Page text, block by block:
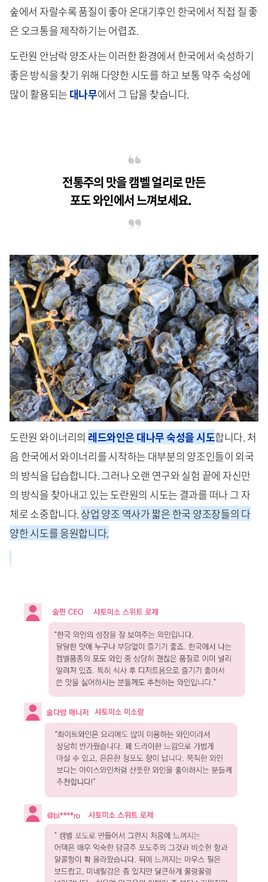
숲에서 자랄수록 품질이 좋아 온대기후인 한국에서 직접 질 좋
은 오크통을 제작하기는 어렵죠.
도란원 안남락 양조사는 이러한 환경에서 한국에서 숙성하기
좋은 방식을 찾기 위해 다양한 시도를 하고 보통 약주 숙성에
많이 활용되는 대나무에서 그 답을 찾습니다.
전통주의 맛을 캠벨 얼리로 만든
포도 와인에서 느껴보세요.
도란원 와이너리의 레드와인은 대나무 숙성을 시도합니다. 처
음 한국에서 와이너리를 시작하는 대부분의 양조인들이 외국
의 방식을 답습합니다. 그러나 오랜 연구와 실험 끝에 자신만
의 방식을 찾아내고 있는 도란원의 시도는 결과를 떠나 그 자
체로 소중합니다. 상업 양조 역사가 짧은 한국 양조장들의 다
양한 시도를 응원합니다.